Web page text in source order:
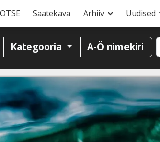
OTSE Saatekava Arhiiv Uudised
Kategooria A-Ö nimekiri